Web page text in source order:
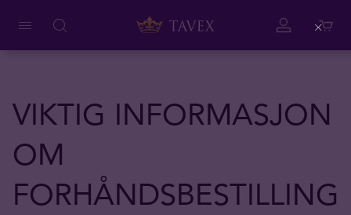
VIKTIG INFORMASJON
OM
FORHÅNDSBESTILLING
Close